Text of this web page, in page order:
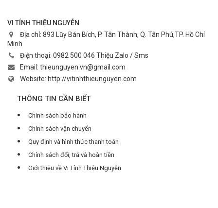
VI TÍNH THIỆU NGUYỄN
Địa chỉ: 893 Lũy Bán Bích, P. Tân Thành, Q. Tân Phú,TP. Hồ Chí
Minh
Điện thoại: 0982 500 046 Thiệu Zalo / Sms
Email: thieunguyen.vn@gmail.com
Website: http://vitinhthieunguyen.com
THÔNG TIN CẦN BIẾT
Chính sách bảo hành
Chính sách vận chuyển
Quy định và hình thức thanh toán
Chính sách đổi, trả và hoàn tiền
Giới thiệu về Vi Tính Thiệu Nguyễn